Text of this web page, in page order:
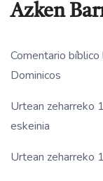
Azken
Comentario
Dominicos
Urtean zeharreko
eskeinia
Urtean zeharreko